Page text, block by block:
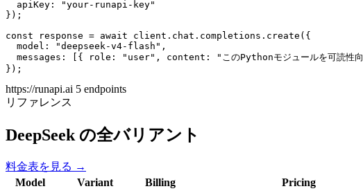
  apiKey: "your-runapi-key"
});
const response = await client.chat.completions.create({
  model: "deepseek-v4-flash",
messages: [{ role: "user", content: "このPythonモジュールを可読性向上
});
https://runapi.ai 5 endpoints
リファレンス
DeepSeek の全バリアント
料金表を見る →
Model
Variant Billing
Pricing